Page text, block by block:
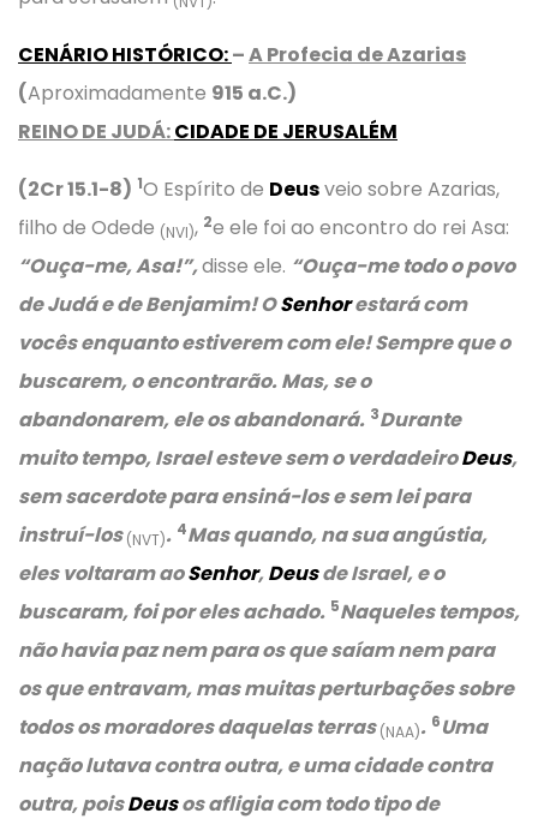
CENÁRIO HISTÓRICO:–A Profecia de Azarias
(Aproximadamente 915 a.C.)
REINO DE JUDÁ:CIDADE DE JERUSALÉM
(2Cr 15.1-8) 1O Espírito de Deusveio sobre Azarias,
filho de Odede (NVI), 2e ele foi ao encontro do rei Asa:
“Ouça-me, Asa!”,disse ele. “Ouça-me todo o povo
de Judá e de Benjamim! OSenhorestará com
vocês enquanto estiverem com ele! Sempre que o
buscarem, o encontrarão. Mas, se o
abandonarem, ele os abandonará. 3Durante
muito tempo, Israel esteve sem o verdadeiroDeus,
sem sacerdote para ensiná-los e sem lei para
instruí-los(NVT). 4Mas quando, na sua angústia,
eles voltaram aoSenhor,Deusde Israel, e o
buscaram, foi por eles achado. 5Naqueles tempos,
não havia paz nem para os que saíam nem para
os que entravam, mas muitas perturbações sobre
todos os moradores daquelas terras(NAA). 6Uma
nação lutava contra outra, e uma cidade contra
outra, poisDeusos afligia com todo tipo de